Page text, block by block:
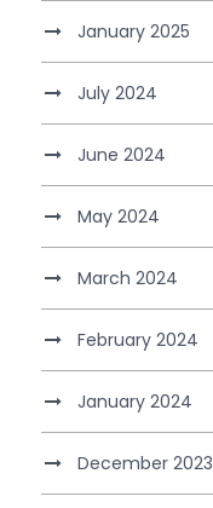
January 2025
July 2024
June 2024
May 2024
March 2024
February 2024
January 2024
December 2023